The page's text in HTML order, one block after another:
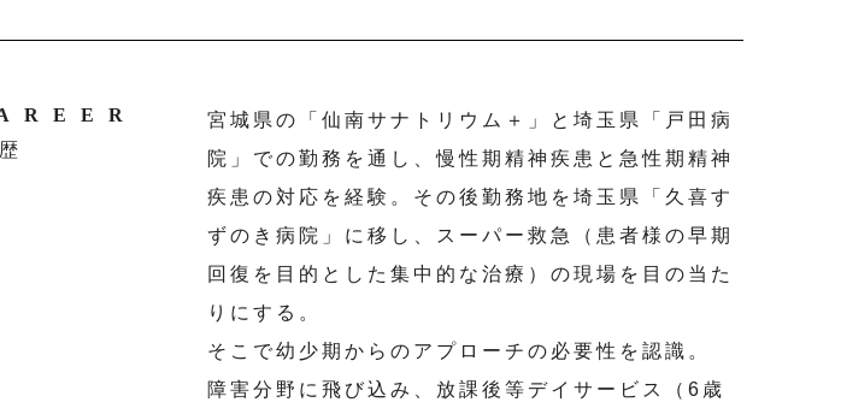
宮城県の「仙南サナトリウム＋」と埼玉県「戸田病
院」での勤務を通し、慢性期精神疾患と急性期精神
疾患の対応を経験。 その後勤務地を埼玉県「久喜す
ずのき病院」に移し、スーパー救急（患者様の早期
回復を目的とした集中的な治療）の現場を目の当た
りにする。
そこで幼少期からのアプローチの必要性を認識。
障害分野に飛び込み、放課後等デイサービス（6歳